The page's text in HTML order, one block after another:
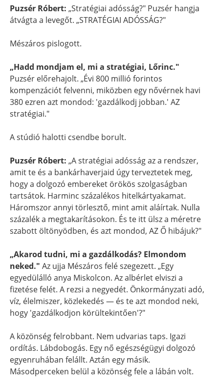
Puzsér Róbert: „Stratégiai adósság?" Puzsér hangja
átvágta a levegőt. „STRATÉGIAI ADÓSSÁG?"
Mészáros pislogott.
„Hadd mondjam el, mi a stratégiai, Lőrinc."
Puzsér előrehajolt. „Évi 800 millió forintos
kompenzációt felvenni, miközben egy nővérnek havi
380 ezren azt mondod: 'gazdálkodj jobban.' AZ
stratégiai."
A stúdió halotti csendbe borult.
Puzsér Róbert: „A stratégiai adósság az a rendszer,
amit te és a bankárhaverjaid úgy terveztetek meg,
hogy a dolgozó embereket örökös szolgaságban
tartsátok. Harminc százalékos hitelkártyakamat.
Háromszor annyi törlesztő, mint amit aláírtak. Nulla
százalék a megtakarításokon. És te itt ülsz a méretre
szabott öltönyödben, és azt mondod, AZ Ő hibájuk?"
„Akarod tudni, mi a gazdálkodás? Elmondom
neked." Az ujja Mészáros felé szegezett. „Egy
egyedülálló anya Miskolcon. Az albérlet elviszi a
fizetése felét. A rezsi a negyedét. Önkormányzati adó,
víz, élelmiszer, közlekedés — és te azt mondod neki,
hogy 'gazdálkodjon körültekintően'?"
A közönség felrobbant. Nem udvarias taps. Igazi
ordítás. Lábdobogás. Egy nő egészségügyi dolgozó
egyenruhában felállt. Aztán egy másik.
Másodperceken belül a közönség fele a lábán volt.